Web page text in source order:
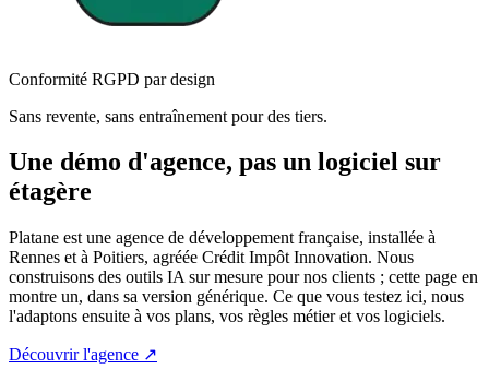
Conformité RGPD par design
Sans revente, sans entraînement pour des tiers.
Une démo d'agence, pas un logiciel sur
étagère
Platane est une agence de développement française, installée à
Rennes et à Poitiers, agréée Crédit Impôt Innovation. Nous
construisons des outils IA sur mesure pour nos clients ; cette page en
montre un, dans sa version générique. Ce que vous testez ici, nous
l'adaptons ensuite à vos plans, vos règles métier et vos logiciels.
Découvrir l'agence ↗